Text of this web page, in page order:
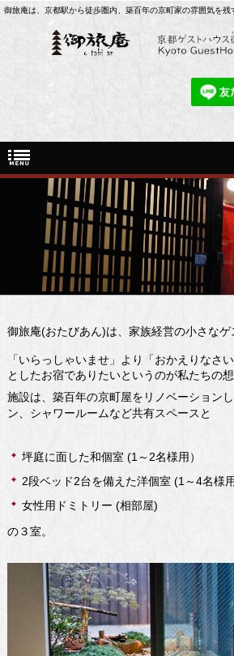
御旅庵は、京都駅から徒歩圏内、築百年の京町家の雰囲気を残
御旅庵(おたびあん)は、家族経営の小さなゲ
「いらっしゃいませ」より「おかえりなさ
としたお宿でありたいというのが私たちの想
施設は、築百年の京町屋をリノベーション
ン、シャワールームなど共有スペースと
坪庭に面した和個室 (1～2名様用）
2段ベッド2台を備えた洋個室 (1～4名様
女性用ドミトリー (相部屋)
の３室。